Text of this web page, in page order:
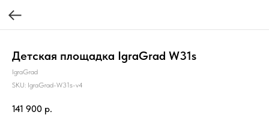
Детская площадка IgraGrad W31s
IgraGrad
SKU: IgraGrad-W31s-v4
141 900 р.